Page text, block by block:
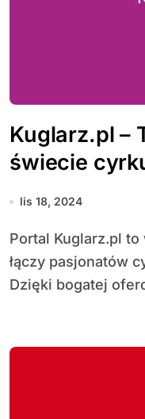
Kuglarz.pl –
świecie
kuglarskich
lis 18, 2024
Portal Kuglarz.pl to wyjątkowe miejsce, które
łączy pasjonatów
Dzięki bogatej